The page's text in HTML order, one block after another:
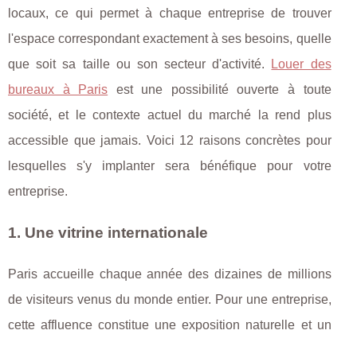
locaux, ce qui permet à chaque entreprise de trouver
l'espace correspondant exactement à ses besoins, quelle
que soit sa taille ou son secteur d'activité.
Louer des
bureaux à Paris est une possibilité ouverte à toute
société, et le contexte actuel du marché la rend plus
accessible que jamais. Voici 12 raisons concrètes pour
lesquelles s'y implanter sera bénéfique pour votre
entreprise.
1. Une vitrine internationale
Paris accueille chaque année des dizaines de millions
de visiteurs venus du monde entier. Pour une entreprise,
cette affluence constitue une exposition naturelle et un